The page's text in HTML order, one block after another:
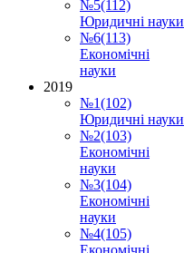
№5(112)
Юридичні науки
№6(113)
Економічні
науки
2019
№1(102)
Юридичні науки
№2(103)
Економічні
науки
№3(104)
Економічні
науки
№4(105)